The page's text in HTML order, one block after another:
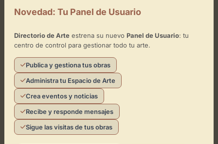
Leaflet
¿Eres el representante de este
espacio?
Novedad: Tu Panel de Usuario
Directorio de Arteestrena su nuevo Panel de Usuario: tu
centro de control para gestionar todo tu arte.
Publica y gestiona tus obras
Administra tu Espacio de Arte
Crea eventos y noticias
Recibe y responde mensajes
Sigue las visitas de tus obras